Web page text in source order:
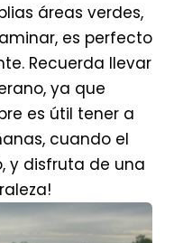
áreas verdes,
es perfecto
Recuerda llevar
ya que
es útil tener a
cuando el
y disfruta de una